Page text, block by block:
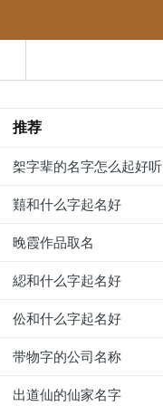
推荐
桇字辈的名字怎么起好听
囏和什么字起名好
晚霞作品取名
綛和什么字起名好
伀和什么字起名好
带物字的公司名称
出道仙的仙家名字